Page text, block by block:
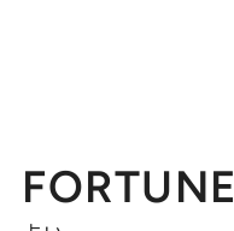
FORTUNE